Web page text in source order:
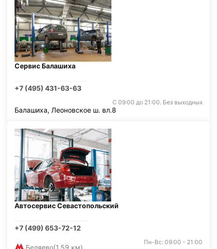
Сервис Балашиха
+7 (495) 431-63-63
С 09:00 до 21:00. Без выходных
Балашиха, Леоновское ш. вл.8
Автосервис Севастопольский
+7 (499) 653-72-12
Беляево(1,59 км)
Пн-Вс: 09:00 - 21:00